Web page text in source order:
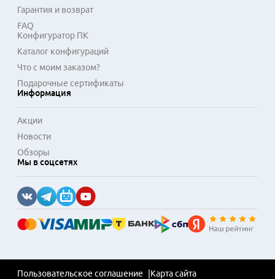
Гарантия и возврат
FAQ
Конфигуратор ПК
Каталог конфигураций
Что с моим заказом?
Подарочные сертификаты
Информация
Акции
Новости
Обзоры
Мы в соцсетях
Пользовательское соглашение Карта сайта